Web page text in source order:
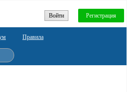
Войти Регистрация
Правила